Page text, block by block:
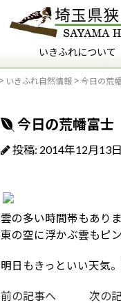
いきふれについて
いきふれについて
いきふれプログラム紹
フィールドマナーを知
いきふれ自然情報 今日の荒
今日の荒幡富士
投稿: 2014年12月13日
雲の多い時間帯もあり
東の空に浮かぶ雲もピ
明日もきっといい天気
前の記事へ 次の記